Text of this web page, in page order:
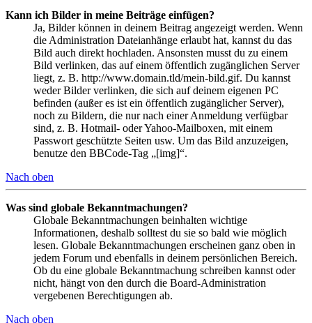
Kann ich Bilder in meine Beiträge einfügen?
Ja, Bilder können in deinem Beitrag angezeigt werden. Wenn
die Administration Dateianhänge erlaubt hat, kannst du das
Bild auch direkt hochladen. Ansonsten musst du zu einem
Bild verlinken, das auf einem öffentlich zugänglichen Server
liegt, z. B. http://www.domain.tld/mein-bild.gif. Du kannst
weder Bilder verlinken, die sich auf deinem eigenen PC
befinden (außer es ist ein öffentlich zugänglicher Server),
noch zu Bildern, die nur nach einer Anmeldung verfügbar
sind, z. B. Hotmail- oder Yahoo-Mailboxen, mit einem
Passwort geschützte Seiten usw. Um das Bild anzuzeigen,
benutze den BBCode-Tag „[img]“.
Nach oben
Was sind globale Bekanntmachungen?
Globale Bekanntmachungen beinhalten wichtige
Informationen, deshalb solltest du sie so bald wie möglich
lesen. Globale Bekanntmachungen erscheinen ganz oben in
jedem Forum und ebenfalls in deinem persönlichen Bereich.
Ob du eine globale Bekanntmachung schreiben kannst oder
nicht, hängt von den durch die Board-Administration
vergebenen Berechtigungen ab.
Nach oben